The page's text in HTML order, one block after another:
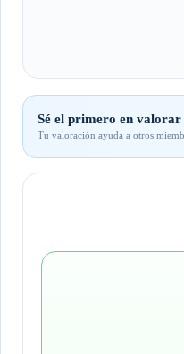
Sé el primero en valorar
Tu valoración ayuda a otros